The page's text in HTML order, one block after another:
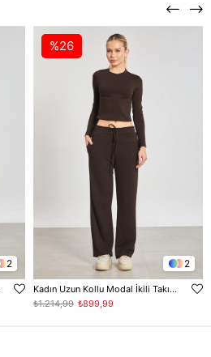
2 2
Kadın Uzun Kollu Modal İkili Takım - Acı Kahve
₺899,99
₺1.214,99
%26